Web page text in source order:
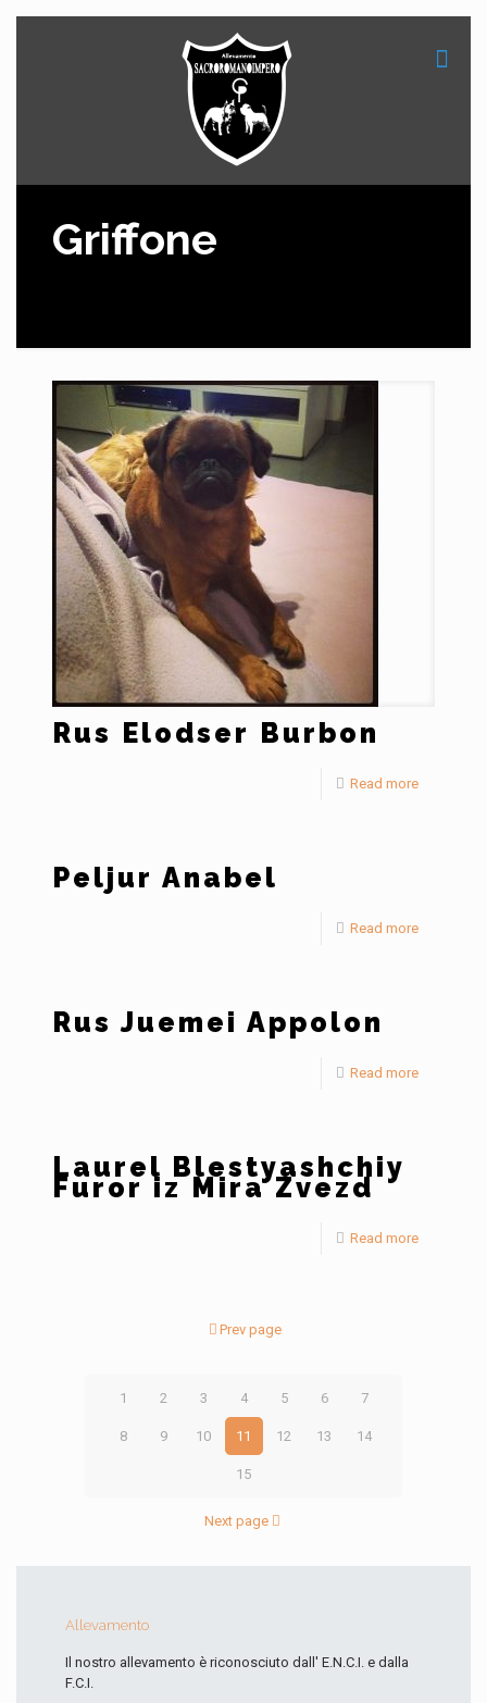
Griffone
Rus Elodser Burbon
Read more
Peljur Anabel
Read more
Rus Juemei Appolon
Read more
Laurel Blestyashchiy
Furor iz Mira Zvezd
Read more
Prev page
1 2 3 4 5 6 7
8 9 10 11 12 13 14
15
Next page
Allevamento
Il nostro allevamento è riconosciuto dall' E.N.C.I. e dalla
F.C.I.